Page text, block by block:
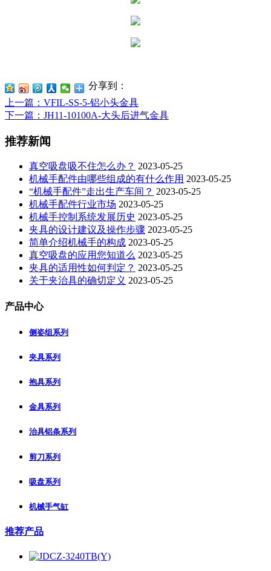
分享到：
上一篇 ：VFIL-SS-5-铝小头金具
下一篇 ：JH11-10100A-大头后进气金具
推荐新闻
真空吸盘吸不住怎么办？ 2023-05-25
机械手配件由哪些组成的有什么作用 2023-05-25
“机械手配件”走出生产车间？ 2023-05-25
机械手配件行业市场 2023-05-25
机械手控制系统发展历史 2023-05-25
夹具的设计建议及操作步骤 2023-05-25
简单介绍机械手的构成 2023-05-25
真空吸盘的应用您知道么 2023-05-25
夹具的适用性如何判定？ 2023-05-25
关于夹治具的确切定义 2023-05-25
产品中心
侧姿组系列
夹具系列
抱具系列
金具系列
治具铝条系列
剪刀系列
吸盘系列
机械手气缸
推荐产品